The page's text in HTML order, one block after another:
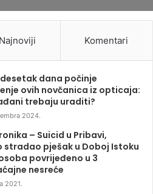
Najnoviji Komentari
dana počinje
ovih novčanica iz opticaja:
trebaju uraditi?
2024.
– Suicid u Pribavi,
stradao pješak u Doboj Istoku
povrijeđeno u 3
nesreće
2021.